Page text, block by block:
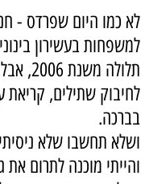
לא כמו היום שפרדס -
למשפחות בעשירון
לחיבוק שתילים, קריאת
בברכה.
ושלא תחשבו שלא
והייתי מוכנה לתרום